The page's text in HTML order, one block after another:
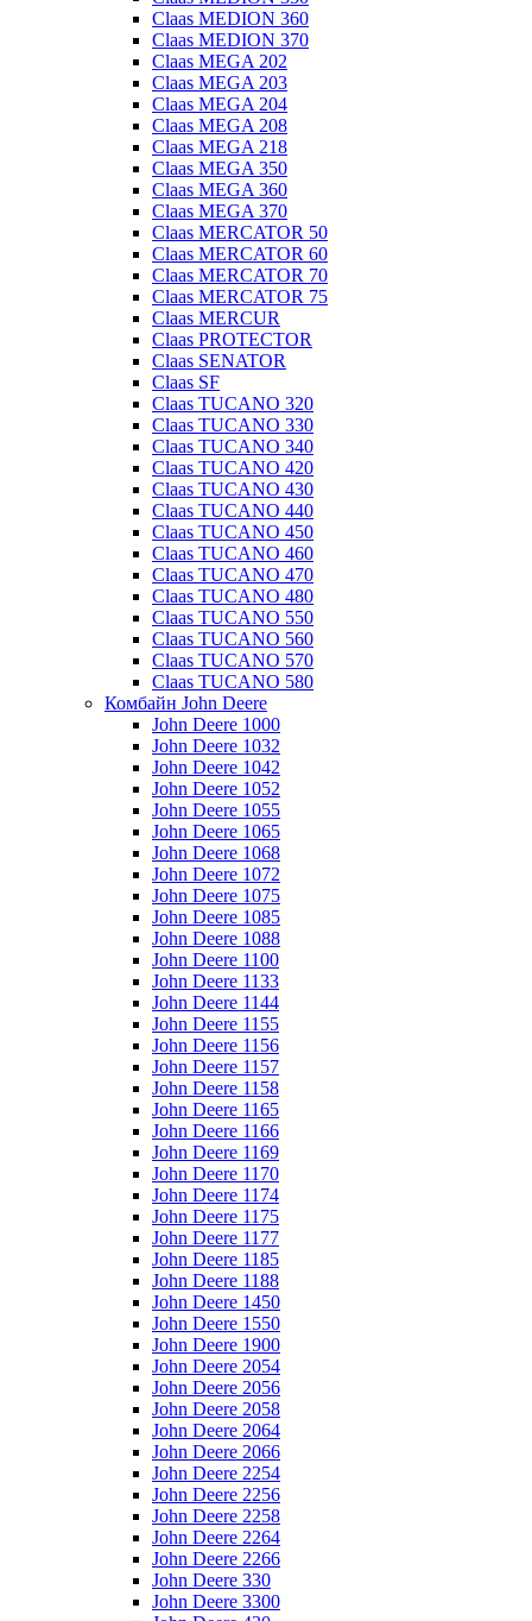
Claas MEDION 360
Claas MEDION 370
Claas MEGA 202
Claas MEGA 203
Claas MEGA 204
Claas MEGA 208
Claas MEGA 218
Claas MEGA 350
Claas MEGA 360
Claas MEGA 370
Claas MERCATOR 50
Claas MERCATOR 60
Claas MERCATOR 70
Claas MERCATOR 75
Claas MERCUR
Claas PROTECTOR
Claas SENATOR
Claas SF
Claas TUCANO 320
Claas TUCANO 330
Claas TUCANO 340
Claas TUCANO 420
Claas TUCANO 430
Claas TUCANO 440
Claas TUCANO 450
Claas TUCANO 460
Claas TUCANO 470
Claas TUCANO 480
Claas TUCANO 550
Claas TUCANO 560
Claas TUCANO 570
Claas TUCANO 580
Комбайн John Deere
John Deere 1000
John Deere 1032
John Deere 1042
John Deere 1052
John Deere 1055
John Deere 1065
John Deere 1068
John Deere 1072
John Deere 1075
John Deere 1085
John Deere 1088
John Deere 1100
John Deere 1133
John Deere 1144
John Deere 1155
John Deere 1156
John Deere 1157
John Deere 1158
John Deere 1165
John Deere 1166
John Deere 1169
John Deere 1170
John Deere 1174
John Deere 1175
John Deere 1177
John Deere 1185
John Deere 1188
John Deere 1450
John Deere 1550
John Deere 1900
John Deere 2054
John Deere 2056
John Deere 2058
John Deere 2064
John Deere 2066
John Deere 2254
John Deere 2256
John Deere 2258
John Deere 2264
John Deere 2266
John Deere 330
John Deere 3300